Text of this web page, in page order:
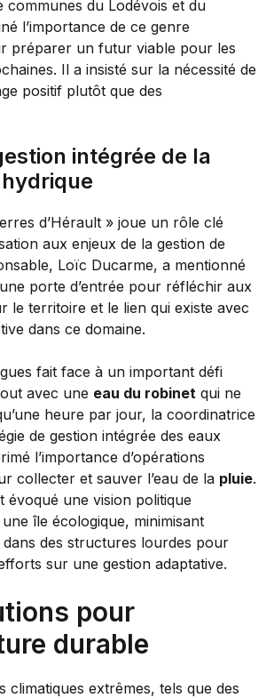
communes du Lodévois et du
l’importance de ce genre
préparer un futur viable pour les
Il a insisté sur la nécessité de
positif plutôt que des
intégrée de la
d’Hérault » joue un rôle clé
aux enjeux de la gestion de
Loïc Ducarme, a mentionné
porte d’entrée pour réfléchir aux
le territoire et le lien qui existe avec
dans ce domaine.
fait face à un important défi
avec une eau du robinet qui ne
heure par jour, la coordinatrice
de gestion intégrée des eaux
l’importance d’opérations
collecter et sauver l’eau de la pluie.
évoqué une vision politique
île écologique, minimisant
dans des structures lourdes pour
sur une gestion adaptative.
pour
durable
climatiques extrêmes, tels que des